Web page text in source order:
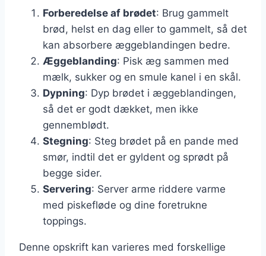
Forberedelse af brødet: Brug gammelt
brød, helst en dag eller to gammelt, så det
kan absorbere æggeblandingen bedre.
Æggeblanding: Pisk æg sammen med
mælk, sukker og en smule kanel i en skål.
Dypning: Dyp brødet i æggeblandingen,
så det er godt dækket, men ikke
gennemblødt.
Stegning: Steg brødet på en pande med
smør, indtil det er gyldent og sprødt på
begge sider.
Servering: Server arme riddere varme
med piskefløde og dine foretrukne
toppings.
Denne opskrift kan varieres med forskellige